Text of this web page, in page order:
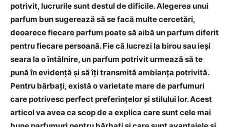
potrivit, lucrurile sunt destul de dificile. Alegerea unui
parfum bun sugerează să se facă multe cercetări,
deoarece fiecare parfum poate să aibă un parfum diferit
pentru fiecare persoană. Fie că lucrezi la birou sau ieși
seara la o întâlnire, un parfum potrivit urmează să te
pună în evidență și să îți transmită ambianța potrivită.
Pentru bărbați, există o varietate mare de parfumuri
care potrivesc perfect preferințelor și stilului lor. Acest
articol va avea ca scop de a explica care sunt cele mai